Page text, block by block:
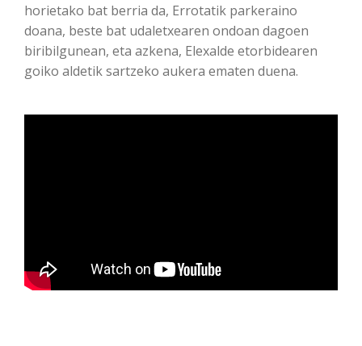
horietako bat berria da, Errotatik parkeraino
doana, beste bat udaletxearen ondoan dagoen
biribilgunean, eta azkena, Elexalde etorbidearen
goiko aldetik sartzeko aukera ematen duena.